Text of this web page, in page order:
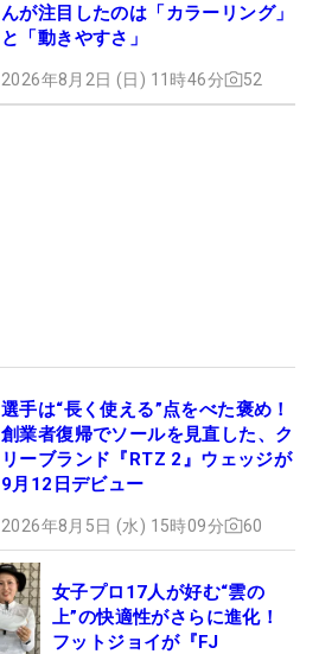
んが注目したのは「カラーリング」
と「動きやすさ」
2026年8月2日 (日) 11時46分 52
選手は“長く使える”点をべた褒め！
創業者復帰でソールを見直した、ク
リーブランド『RTZ 2』ウェッジが
9月12日デビュー
2026年8月5日 (水) 15時09分 60
女子プロ17人が好む“雲の
上”の快適性がさらに進化！
フットジョイが『FJ